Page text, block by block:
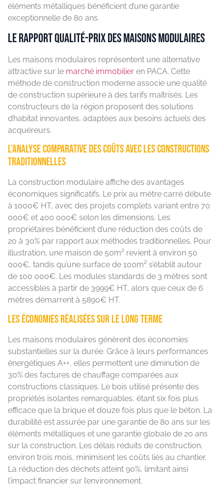
éléments métalliques bénéficient d’une garantie
exceptionnelle de 80 ans.
Le rapport qualité-prix des maisons modulaires
Les maisons modulaires représentent une alternative
attractive sur le marché immobilier en PACA. Cette
méthode de construction moderne associe une qualité
de construction supérieure à des tarifs maîtrisés. Les
constructeurs de la région proposent des solutions
d’habitat innovantes, adaptées aux besoins actuels des
acquéreurs.
L’analyse comparative des coûts avec les constructions
traditionnelles
La construction modulaire affiche des avantages
économiques significatifs. Le prix au mètre carré débute
à 1000€ HT, avec des projets complets variant entre 70
000€ et 400 000€ selon les dimensions. Les
propriétaires bénéficient d’une réduction des coûts de
20 à 30% par rapport aux méthodes traditionnelles. Pour
illustration, une maison de 50m² revient à environ 50
000€, tandis qu’une surface de 100m² s’établit autour
de 100 000€. Les modules standards de 3 mètres sont
accessibles à partir de 3999€ HT, alors que ceux de 6
mètres démarrent à 5890€ HT.
Les économies réalisées sur le long terme
Les maisons modulaires génèrent des économies
substantielles sur la durée. Grâce à leurs performances
énergétiques A++, elles permettent une diminution de
30% des factures de chauffage comparées aux
constructions classiques. Le bois utilisé présente des
propriétés isolantes remarquables, étant six fois plus
efficace que la brique et douze fois plus que le béton. La
durabilité est assurée par une garantie de 80 ans sur les
éléments métalliques et une garantie globale de 20 ans
sur la construction. Les délais réduits de construction,
environ trois mois, minimisent les coûts liés au chantier.
La réduction des déchets atteint 90%, limitant ainsi
l’impact financier sur l’environnement.